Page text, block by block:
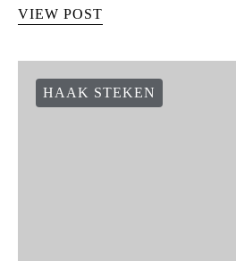
VIEW POST
HAAK STEKEN